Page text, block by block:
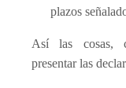
plazos señ
Así las cosas,
presentar las